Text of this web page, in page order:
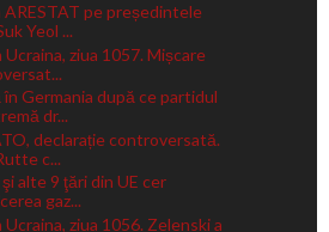
ARESTAT pe președintele
Yeol ...
Ucraina, ziua 1057. Mișcare
Germania după ce partidul
dr...
declarație controversată.
c...
şi alte 9 ţări din UE cer
gaz...
Ucraina, ziua 1056. Zelenski a